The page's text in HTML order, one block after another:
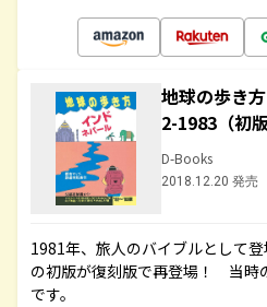
地球の歩き
2-1983（初
D-Books
2018.12.20 発売
1981年、旅人のバイブルとして
の初版が復刻版で再登場！ 当時
です。